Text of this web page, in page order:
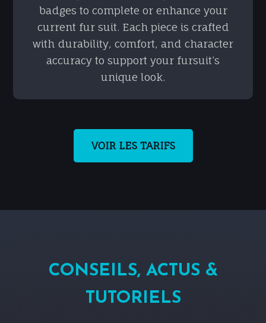
badges to complete or enhance your
current fur suit. Each piece is crafted
with durability, comfort, and character
accuracy to support your fursuit’s
unique look.
VOIR LES TARIFS
CONSEILS, ACTUS &
TUTORIELS